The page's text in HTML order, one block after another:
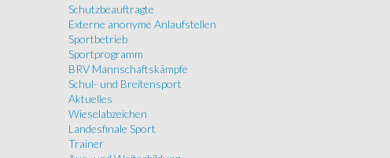
Schutzbeauftragte
Externe anonyme Anlaufstellen
Sportbetrieb
Sportprogramm
BRV Mannschaftskämpfe
Schul- und Breitensport
Aktuelles
Wieselabzeichen
Landesfinale Sport
Trainer